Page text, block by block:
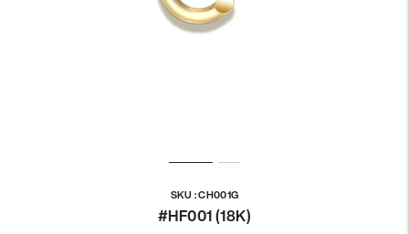
SKU : CH001G
#HF001 (18K)